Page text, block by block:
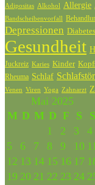
Adipositas Alkohol Allergie
Bandscheibenvorfall
Depressionen Diabetes
Gesundheit
Juckreiz Karies Kinder
Rheuma Schlaf
Venen
Viren Yoga Zahnarzt
Mai 2025
M D M D F S
S
1
2 3
4
5
6 7 8 9 10
12 13 14 15 16 17
19 20 21 22 23 24